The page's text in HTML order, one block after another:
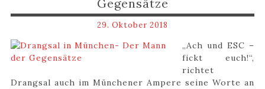
Gegensätze
29. Oktober 2018
„Ach und ESC –
fickt euch!“,
richtet
Drangsal auch im Münchener Ampere seine Worte an